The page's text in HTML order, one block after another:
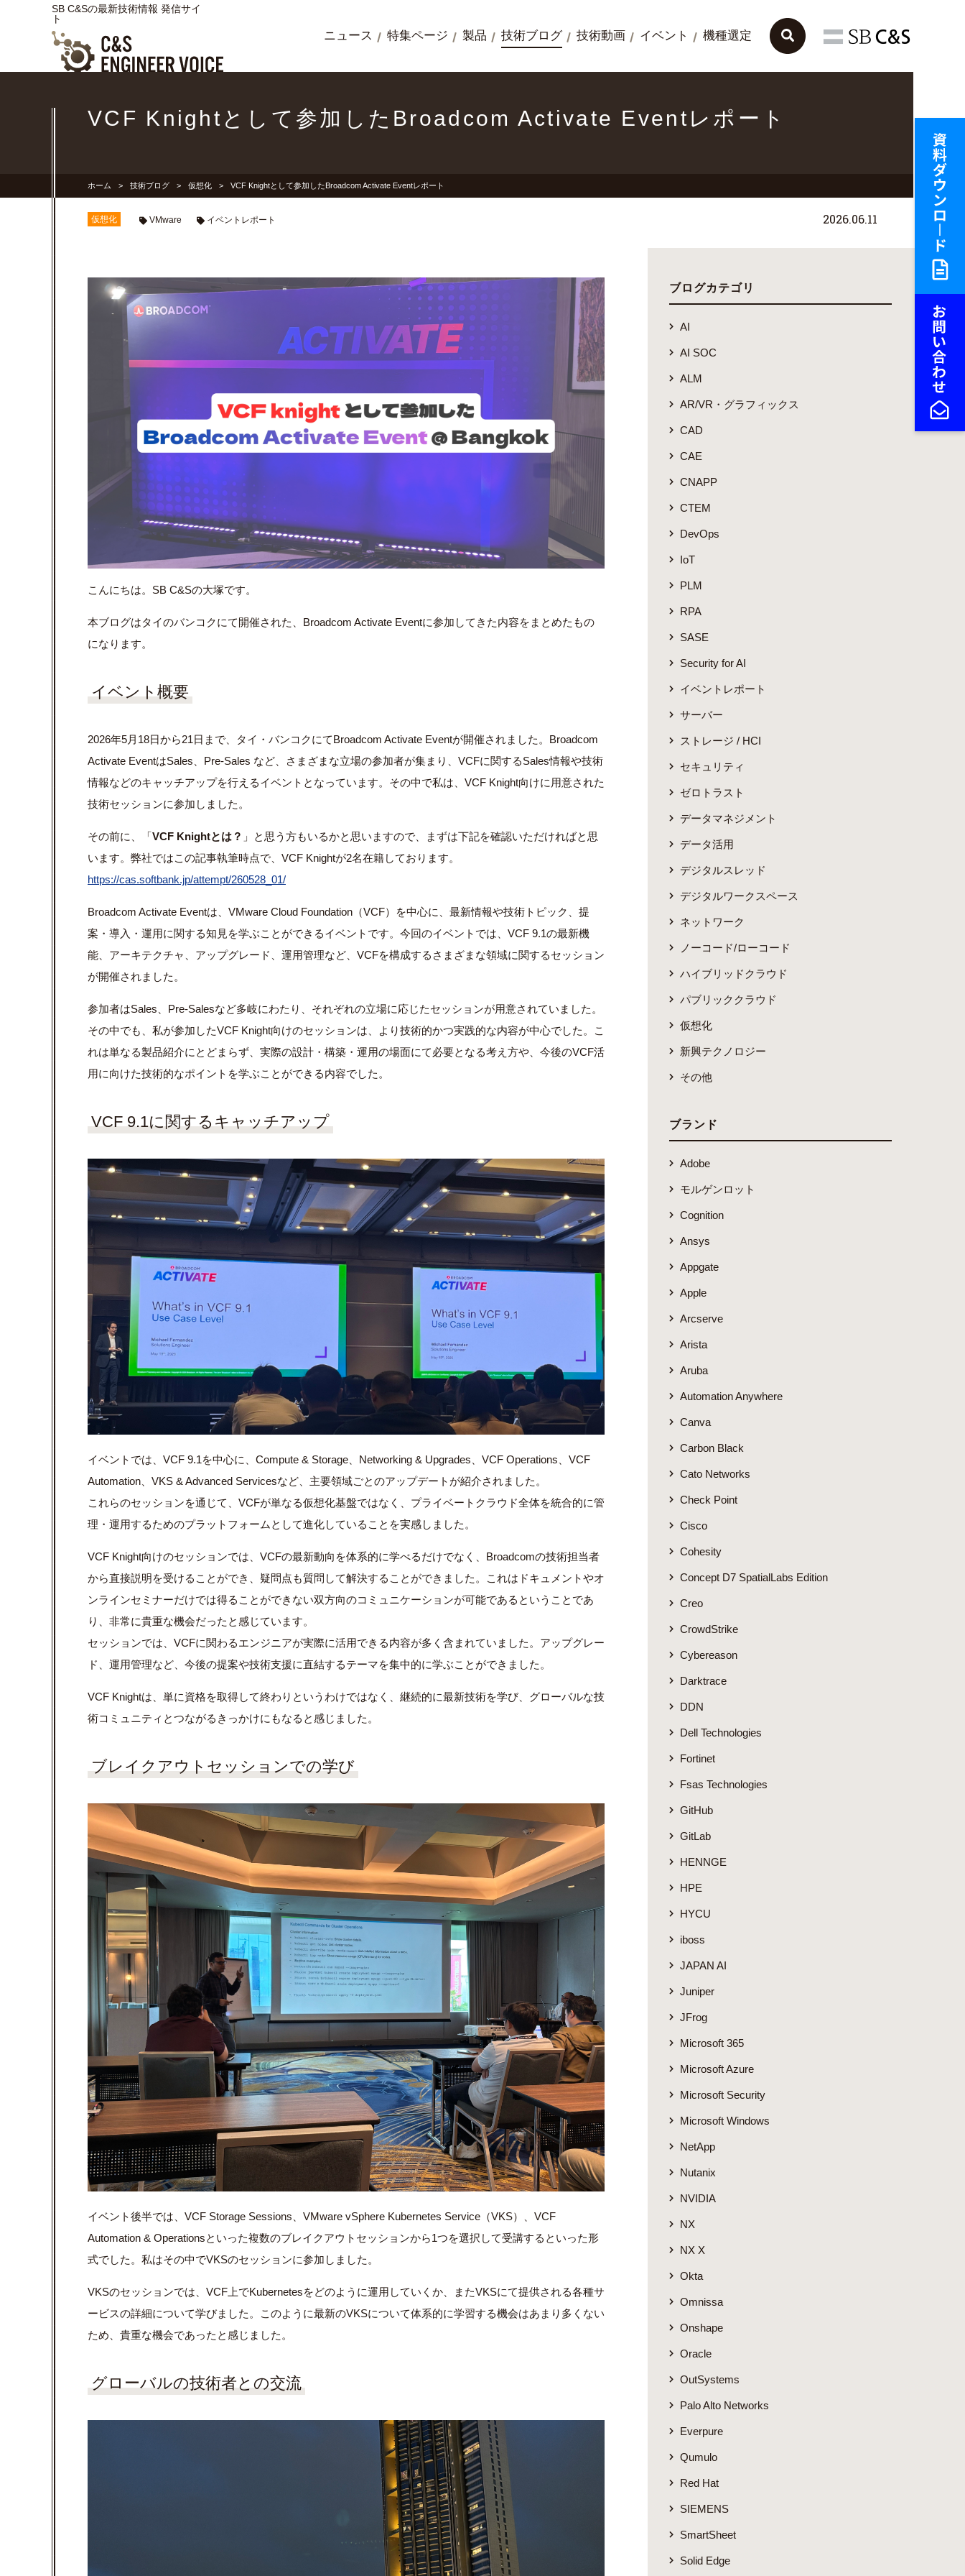
SB C&Sの最新技術情報 発信サイ
ト
ニュース 特集ページ 製品 技術ブログ 技術動画 イベント 機種選定
VCF Knightとして参加したBroadcom Activate Eventレポート
ホーム 技術ブログ 仮想化 VCF Knightとして参加したBroadcom Activate Eventレポート
仮想化 VMware イベントレポート 2026.06.11
こんにちは。SB C&Sの大塚です。
本ブログはタイのバンコクにて開催された、Broadcom Activate Eventに参加してきた内容をまとめたもの
になります。
イベント概要
2026年5月18日から21日まで、タイ・バンコクにてBroadcom Activate Eventが開催されました。 Broadcom
Activate EventはSales、Pre-Sales など、さまざまな立場の参加者が集まり、VCFに関するSales情報や技術
情報などのキャッチアップを行えるイベントとなっています。その中で私は、 VCF Knight向けに用意された
技術セッションに参加しました。
その前に、「VCF Knightとは？ 」と思う方もいるかと思いますので、まずは下記を確認いただければと思
います。弊社ではこの記事執筆時点で、VCF Knightが2名在籍しております。
https://cas.softbank.jp/attempt/260528_01/
Broadcom Activate Eventは、VMware Cloud Foundation（VCF）を中心に、最新情報や技術トピック、提
案・導入・運用に関する知見を学ぶことができるイベントです。今回のイベントでは、VCF 9.1の最新機
能、アーキテクチャ、アップグレード、運用管理など、VCFを構成するさまざまな領域に関するセッション
が開催されました。
参加者はSales、Pre-Salesなど多岐にわたり、それぞれの立場に応じたセッションが用意されていました。
その中でも、私が参加したVCF Knight向けのセッションは、より技術的かつ実践的な内容が中心でした。こ
れは単なる製品紹介にとどまらず、実際の設計・構築・運用の場面にて必要となる考え方や、今後のVCF活
用に向けた技術的なポイントを学ぶことができる内容でした。
VCF 9.1に関するキャッチアップ
イベントでは、VCF 9.1を中心に、Compute & Storage、Networking & Upgrades、VCF Operations、VCF
Automation、VKS & Advanced Servicesなど、主要領域ごとのアップデートが紹介されました。
これらのセッションを通じて、VCFが単なる仮想化基盤ではなく、プライベートクラウド全体を統合的に管
理・運用するためのプラットフォームとして進化していることを実感しました。
VCF Knight向けのセッションでは、VCFの最新動向を体系的に学べるだけでなく、Broadcomの技術担当者
から直接説明を受けることができ、疑問点も質問して解決することができました。これはドキュメントやオ
ンラインセミナーだけでは得ることができない双方向のコミュニケーションが可能であるということであ
り、非常に貴重な機会だったと感じています。
セッションでは、VCFに関わるエンジニアが実際に活用できる内容が多く含まれていました。アップグレー
ド、運用管理など、今後の提案や技術支援に直結するテーマを集中的に学ぶことができました。
VCF Knightは、単に資格を取得して終わりというわけではなく、継続的に最新技術を学び、グローバルな技
術コミュニティとつながるきっかけにもなると感じました。
ブレイクアウトセッションでの学び
イベント後半では、VCF Storage Sessions、VMware vSphere Kubernetes Service（VKS）、VCF
Automation & Operationsといった複数のブレイクアウトセッションから1つを選択して受講するといった形
式でした。私はその中でVKSのセッションに参加しました。
VKSのセッションでは、VCF上でKubernetesをどのように運用していくか、またVKSにて提供される各種サ
ービスの詳細について学びました。このように最新のVKSについて体系的に学習する機会はあまり多くない
ため、貴重な機会であったと感じました。
グローバルの技術者との交流
ブログカテゴリ
AI
AI SOC
ALM
AR/VR・グラフィックス
CAD
CAE
CNAPP
CTEM
DevOps
IoT
PLM
RPA
SASE
Security for AI
イベントレポート
サーバー
ストレージ / HCI
セキュリティ
ゼロトラスト
データマネジメント
データ活用
デジタルスレッド
デジタルワークスペース
ネットワーク
ノーコード/ローコード
ハイブリッドクラウド
パブリッククラウド
仮想化
新興テクノロジー
その他
ブランド
Adobe
モルゲンロット
Cognition
Ansys
Appgate
Apple
Arcserve
Arista
Aruba
Automation Anywhere
Canva
Carbon Black
Cato Networks
Check Point
Cisco
Cohesity
Concept D7 SpatialLabs Edition
Creo
CrowdStrike
Cybereason
Darktrace
DDN
Dell Technologies
Fortinet
Fsas Technologies
GitHub
GitLab
HENNGE
HPE
HYCU
iboss
JAPAN AI
Juniper
JFrog
Microsoft 365
Microsoft Azure
Microsoft Security
Microsoft Windows
NetApp
Nutanix
NVIDIA
NX
NX X
Okta
Omnissa
Onshape
Oracle
OutSystems
Palo Alto Networks
Everpure
Qumulo
Red Hat
SIEMENS
SmartSheet
Solid Edge